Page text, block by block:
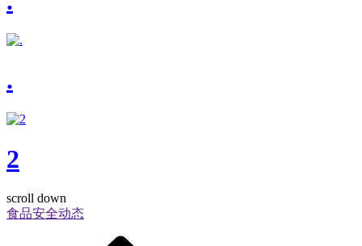
.
2
scroll down
食品安全动态